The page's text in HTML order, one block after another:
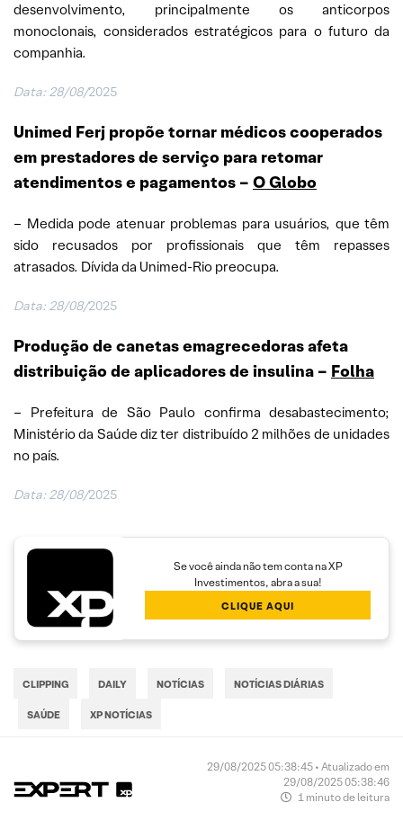
desenvolvimento, principalmente os anticorpos
monoclonais, considerados estratégicos para o futuro da
companhia.
Data: 28/08/2025
Unimed Ferj propõe tornar médicos cooperados
em prestadores de serviço para retomar
atendimentos e pagamentos – O Globo
– Medida pode atenuar problemas para usuários, que têm
sido recusados por profissionais que têm repasses
atrasados. Dívida da Unimed-Rio preocupa.
Data: 28/08/2025
Produção de canetas emagrecedoras afeta
distribuição de aplicadores de insulina – Folha
– Prefeitura de São Paulo confirma desabastecimento;
Ministério da Saúde diz ter distribuído 2 milhões de unidades
no país.
Data: 28/08/2025
Se você ainda não tem conta na XP
Investimentos, abra a sua!
CLIQUE AQUI
CLIPPING DAILY NOTÍCIAS NOTÍCIAS DIÁRIAS
SAÚDE XP NOTÍCIAS
29/08/2025 05:38:45 • Atualizado em
29/08/2025 05:38:46
1 minuto de leitura